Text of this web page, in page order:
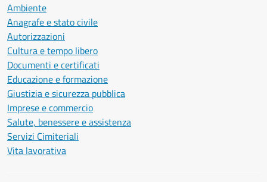
Ambiente
Anagrafe e stato civile
Autorizzazioni
Cultura e tempo libero
Documenti e certificati
Educazione e formazione
Giustizia e sicurezza pubblica
Imprese e commercio
Salute, benessere e assistenza
Servizi Cimiteriali
Vita lavorativa